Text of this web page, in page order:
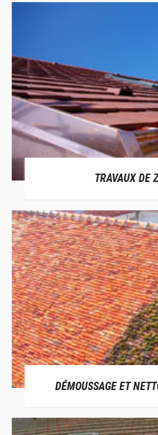
TRAVAUX DE
DÉMOUSSAGE ET